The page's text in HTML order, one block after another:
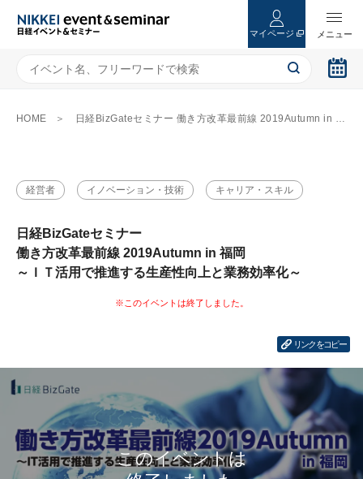
マイページ
HOME 日経BizGateセミナー 働き方改革最前線 2019Autumn in 福岡 ～ＩＴ活用で推進する生産性向上と業務効率化～
経営者 イノベーション・技術 キャリア・スキル
日経BizGateセミナー
働き方改革最前線 2019Autumn in 福岡
～ＩＴ活用で推進する生産性向上と業務効率化～
リンクをコピー